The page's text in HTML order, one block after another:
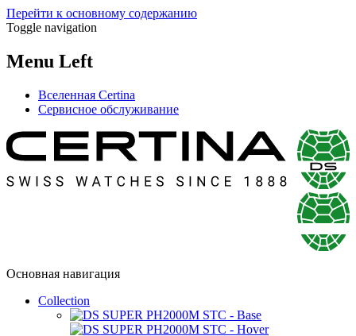
Перейти к основному содержанию
Toggle navigation
Menu Left
Вселенная Certina
Сервисное обслуживание
Основная навигация
Collection